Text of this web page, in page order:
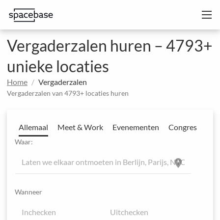
Vergaderzalen huren – 4793+
unieke locaties
Home Vergaderzalen
Vergaderzalen van 4793+ locaties huren
Allemaal Meet & Work Evenementen Congres
Waar:
location_on
Wanneer